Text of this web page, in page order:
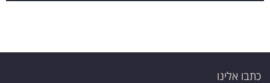
כתבו אלינו